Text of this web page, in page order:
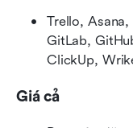
Trello,
GitLab,
ClickUp,
Giá cả